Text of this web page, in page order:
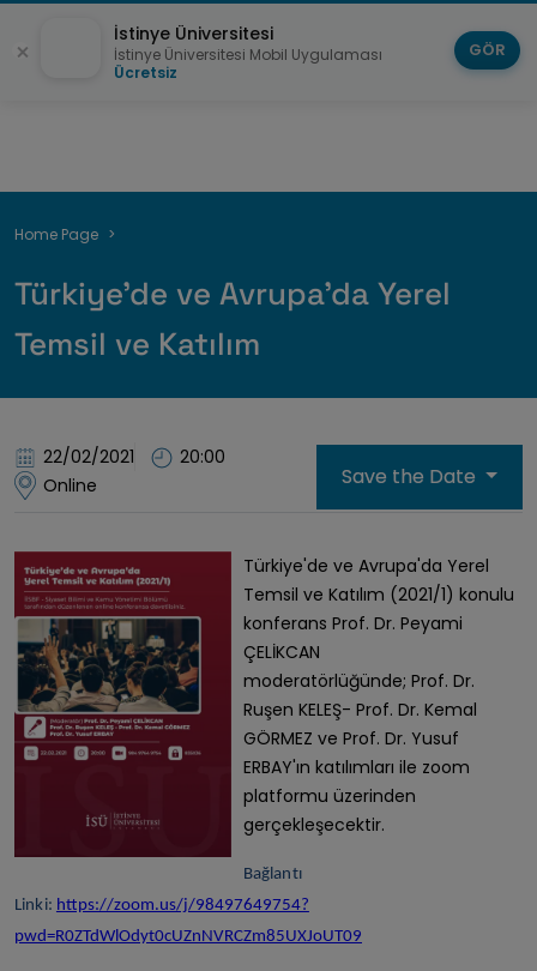
Breadcrumb
Home Page
Türkiye'de ve Avrupa'da Yerel
Temsil ve Katılım
22/02/2021
20:00
Online
Save the Date
Türkiye'de ve Avrupa'da Yerel
Temsil ve Katılım (2021/1) konulu
konferans Prof. Dr. Peyami
ÇELİKCAN
moderatörlüğünde; Prof. Dr.
Ruşen KELEŞ- Prof. Dr. Kemal
GÖRMEZ ve Prof. Dr. Yusuf
ERBAY'ın katılımları ile zoom
platformu üzerinden
gerçekleşecektir.
Bağlantı
Linki: https://zoom.us/j/98497649754?
pwd=R0ZTdWlOdyt0cUZnNVRCZm85UXJoUT09
İstinye Üniversitesi
İstinye Üniversitesi Mobil Uygulaması
Ücretsiz
GÖR